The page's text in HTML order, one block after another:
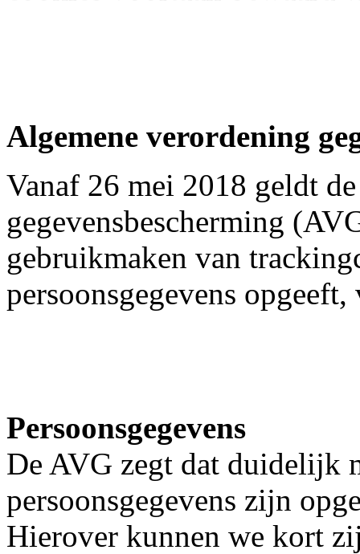
Algemene verordening
Vanaf 26 mei 2018 geldt
gegevensbescherming
gebruikmaken van
persoonsgegevens
Persoonsgegevens
De AVG zegt dat duidelijk
persoonsgegevens zijn
Hierover kunnen we kort